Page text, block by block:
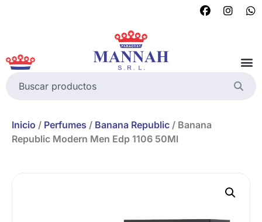
Inicio / Perfumes / Banana Republic / Banana
Republic Modern Men Edp 1106 50Ml